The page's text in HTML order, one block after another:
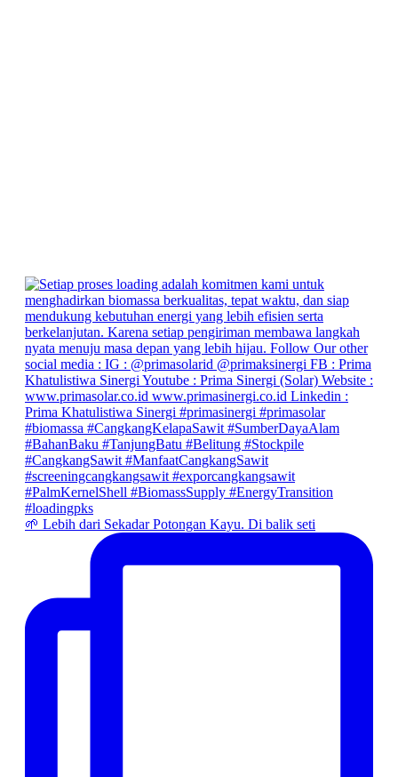
🌱 Lebih dari Sekadar Potongan Kayu. Di balik seti